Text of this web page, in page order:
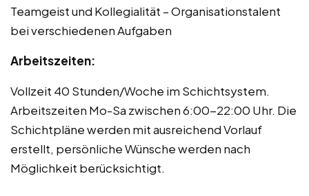
Teamgeist und Kollegialität – Organisationstalent
bei verschiedenen Aufgaben
Arbeitszeiten:
Vollzeit 40 Stunden/Woche im Schichtsystem.
Arbeitszeiten Mo-Sa zwischen 6:00-22:00 Uhr. Die
Schichtpläne werden mit ausreichend Vorlauf
erstellt, persönliche Wünsche werden nach
Möglichkeit berücksichtigt.